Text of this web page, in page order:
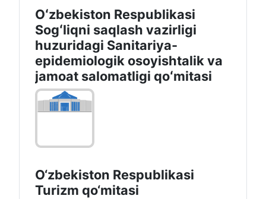
Oʻzbekiston Respublikasi
Sogʻliqni saqlash vazirligi
huzuridagi Sanitariya-
epidemiologik osoyishtalik va
jamoat salomatligi qoʻmitasi
O‘zbekiston Respublikasi
Turizm qo‘mitasi